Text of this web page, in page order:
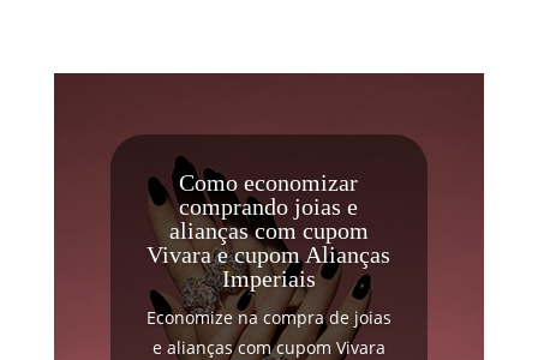
Como economizar
comprando joias e
alianças com cupom
Vivara e cupom Alianças
Imperiais
Economize na compra de joias
e alianças com cupom Vivara